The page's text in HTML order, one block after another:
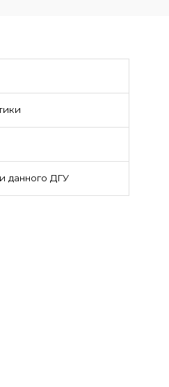
данного ДГУ